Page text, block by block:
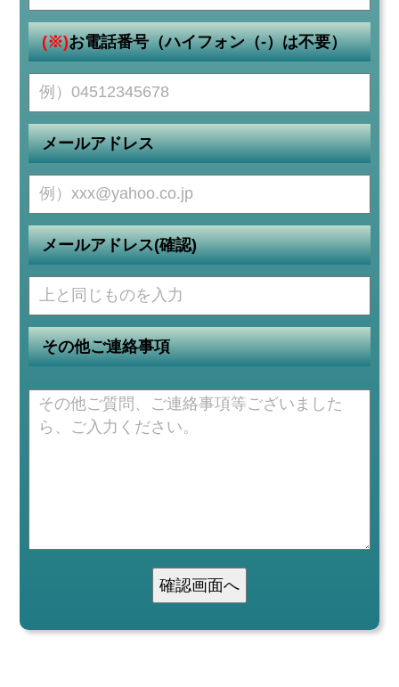
(※)お電話番号（ハイフォン（-）は不要）
メールアドレス
メールアドレス(確認)
その他ご連絡事項
確認画面へ